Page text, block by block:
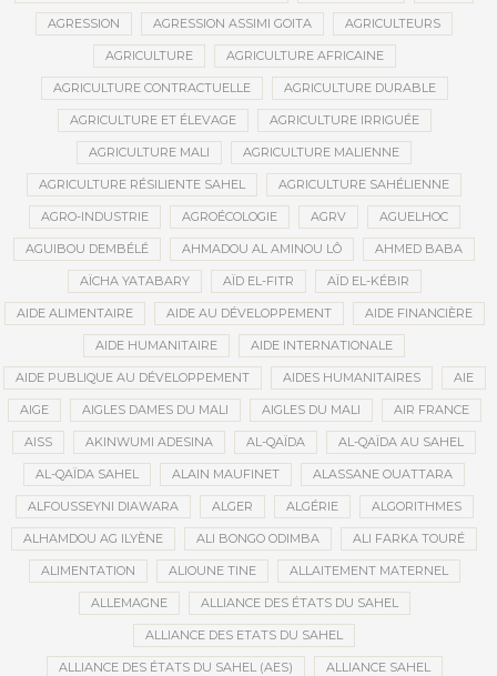
AGRESSION AGRESSION ASSIMI GOITA AGRICULTEURS
AGRICULTURE AGRICULTURE AFRICAINE
AGRICULTURE CONTRACTUELLE AGRICULTURE DURABLE
AGRICULTURE ET ÉLEVAGE AGRICULTURE IRRIGUÉE
AGRICULTURE MALI AGRICULTURE MALIENNE
AGRICULTURE RÉSILIENTE SAHEL AGRICULTURE SAHÉLIENNE
AGRO-INDUSTRIE AGROÉCOLOGIE AGRV AGUELHOC
AGUIBOU DEMBÉLÉ AHMADOU AL AMINOU LÔ AHMED BABA
AÏCHA YATABARY AÏD EL-FITR AÏD EL-KÉBIR
AIDE ALIMENTAIRE AIDE AU DÉVELOPPEMENT AIDE FINANCIÈRE
AIDE HUMANITAIRE AIDE INTERNATIONALE
AIDE PUBLIQUE AU DÉVELOPPEMENT AIDES HUMANITAIRES AIE
AIGE AIGLES DAMES DU MALI AIGLES DU MALI AIR FRANCE
AISS AKINWUMI ADESINA AL-QAÏDA AL-QAÏDA AU SAHEL
AL-QAÏDA SAHEL ALAIN MAUFINET ALASSANE OUATTARA
ALFOUSSEYNI DIAWARA ALGER ALGÉRIE ALGORITHMES
ALHAMDOU AG ILYÈNE ALI BONGO ODIMBA ALI FARKA TOURÉ
ALIMENTATION ALIOUNE TINE ALLAITEMENT MATERNEL
ALLEMAGNE ALLIANCE DES ÉTATS DU SAHEL
ALLIANCE DES ETATS DU SAHEL
ALLIANCE DES ÉTATS DU SAHEL (AES) ALLIANCE SAHEL